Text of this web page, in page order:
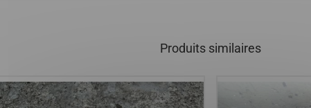
Produits similaires